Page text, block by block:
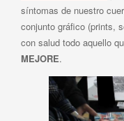
síntomas de nuestro
conjunto gráfico (prints,
con salud todo aquello
MEJORE.